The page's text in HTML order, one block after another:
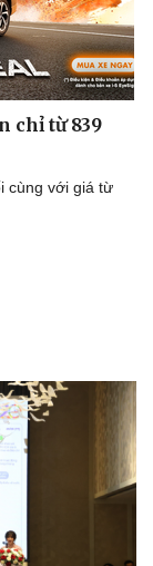
chỉ từ 839
cùng với giá từ